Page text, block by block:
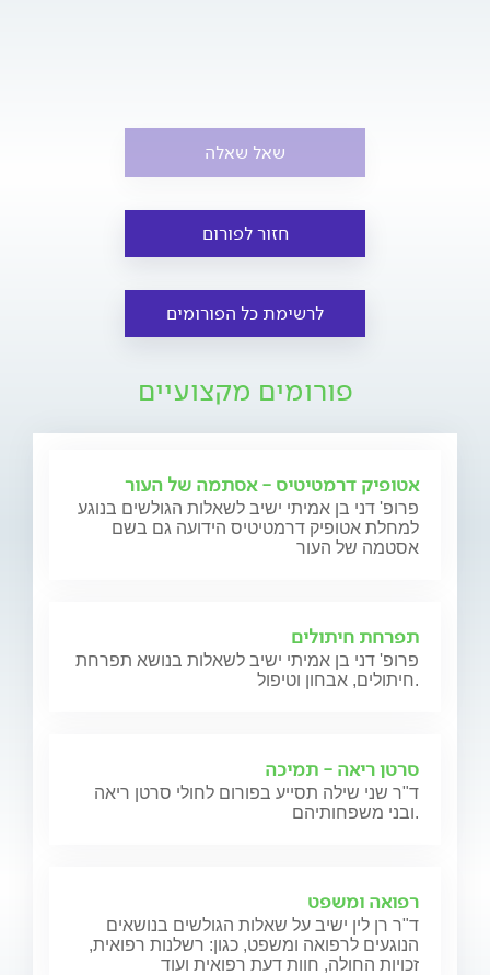
שאל שאלה
חזור לפורום
לרשימת כל הפורומים
פורומים מקצועיים
אטופיק דרמטיטיס - אסתמה של העור
פרופ' דני בן אמיתי ישיב לשאלות הגולשים בנוגע
למחלת אטופיק דרמטיטיס הידועה גם בשם
אסטמה של העור
תפרחת חיתולים
פרופ' דני בן אמיתי ישיב לשאלות בנושא תפרחת
חיתולים, אבחון וטיפול.
סרטן ריאה - תמיכה
ד"ר שני שילה תסייע בפורום לחולי סרטן ריאה
ובני משפחותיהם.
רפואה ומשפט
ד"ר רן לין ישיב על שאלות הגולשים בנושאים
הנוגעים לרפואה ומשפט, כגון: רשלנות רפואית,
זכויות החולה, חוות דעת רפואית ועוד